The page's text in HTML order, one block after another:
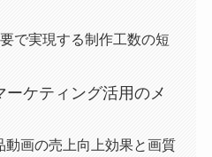
で実現する制作工数の短
ーケティング活用のメ
動画の売上向上効果と画質